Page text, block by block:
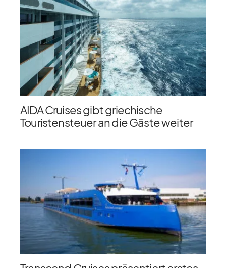
AIDA Cruises gibt griechische
Touristensteuer an die Gäste weiter